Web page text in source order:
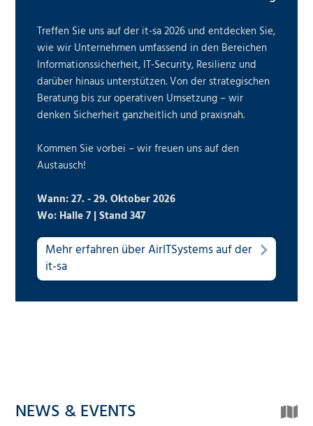
Treffen Sie uns auf der it-sa 2026 und entdecken Sie,
wie wir Unternehmen umfassend in den Bereichen
Informationssicherheit, IT-Security, Resilienz und
darüber hinaus unterstützen. Von der strategischen
Beratung bis zur operativen Umsetzung – wir
denken Sicherheit ganzheitlich und praxisnah.
Kommen Sie vorbei – wir freuen uns auf den
Austausch!
Wann: 27. - 29. Oktober 2026
Wo: Halle 7 | Stand 347
Mehr erfahren über AirITSystems auf der
it-sa
NEWS & EVENTS